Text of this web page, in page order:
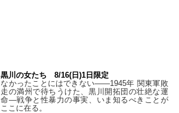
黒川の女たち 8/16(日)1日限定
なかったことにはできない——1945年 関東軍敗
走の満州で待ちうけた、黒川開拓団の壮絶な運
命―戦争と性暴力の事実、いま知るべきことが
ここに在る。